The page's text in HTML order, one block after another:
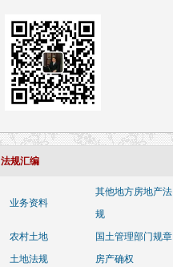
法规汇编
业务资料
其他地方房地产法
规
农村土地
国土管理部门规章
土地法规
房产确权